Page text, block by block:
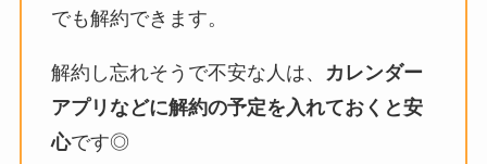
でも解約できます。
解約し忘れそうで不安な人は、
カレンダー
アプリなどに解約の予定を入れておくと安
心です◎